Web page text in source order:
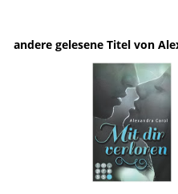
andere gelesene Titel von